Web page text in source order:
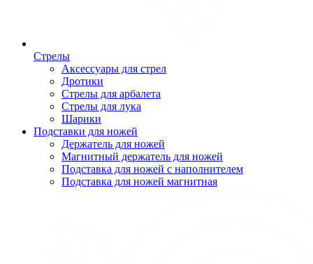
Стрелы
Аксессуары для стрел
Дротики
Стрелы для арбалета
Стрелы для лука
Шарики
Подставки для ножей
Держатель для ножей
Магнитный держатель для ножей
Подставка для ножей с наполнителем
Подставка для ножей магнитная